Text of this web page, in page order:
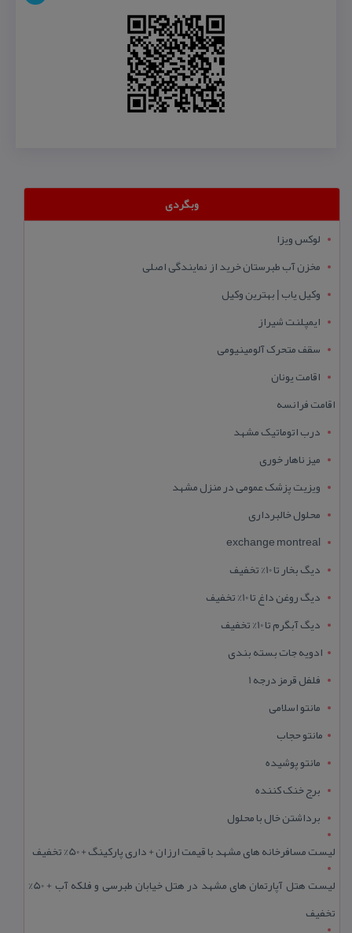
وبگردی
لوکس ویزا
مخزن آب طبرستان خرید از نمایندگی اصلی
وکیل یاب | بهترین وکیل
ایمپلنت شیراز
سقف متحرک آلومینیومی
اقامت یونان
اقامت فرانسه
درب اتوماتیک مشهد
میز ناهار خوری
ویزیت پزشک عمومی در منزل مشهد
محلول خالبرداری
exchange montreal
دیگ بخار تا 10% تخفیف
دیگ روغن داغ تا 10% تخفیف
دیگ آبگرم تا 10% تخفیف
ادویه جات بسته بندی
فلفل قرمز درجه 1
مانتو اسلامی
مانتو حجاب
مانتو پوشیده
برج خنک کننده
برداشتن خال با محلول
لیست مسافرخانه های مشهد با قیمت ارزان + داری پارکینگ + 50% تخفیف
لیست هتل آپارتمان های مشهد در هتل خیابان طبرسی و فلکه آب + 50%
تخفیف